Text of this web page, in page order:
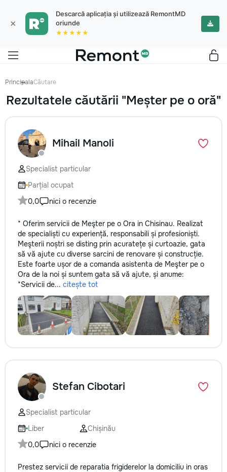
×
Descarcă aplicația și utilizează RemontMD
oriunde
★★★★★
PrincipalaCăutare
Rezultatele căutării "Meșter pe o oră"
Mihail Manoli
Specialist particular
Parțial ocupat
0,0
nici o recenzie
* Oferim servicii de Meşter pe o Ora in Chisinau. Realizat
de specialiști cu experiență, responsabili și profesioniști.
Meşterii noștri se disting prin acuratețe și curtoazie, gata
să vă ajute cu diverse sarcini de renovare și construcție.
Este foarte ușor de a comanda asistenta de Meşter pe o
Ora de la noi și suntem gata să vă ajute, și anume:
*Servicii de... citește tot
Stefan Cibotari
Specialist particular
Liber
Chișinău
0,0
nici o recenzie
Prestez servicii de reparatia frigiderelor la domiciliu in oras